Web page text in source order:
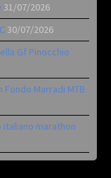
31/07/2026
30/07/2026
Gf Pinocchio
Marradi MTB
italiano marathon